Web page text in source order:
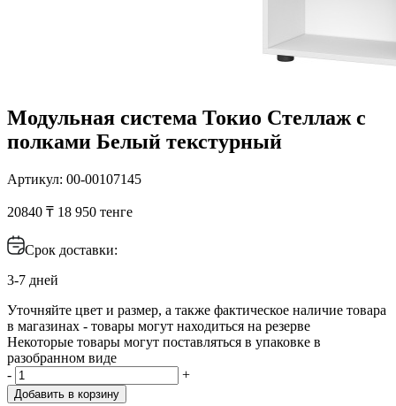
Модульная система Токио Стеллаж с
полками Белый текстурный
Артикул: 00-00107145
20840 ₸ 18 950 тенге
Срок доставки:
3-7 дней
Уточняйте цвет и размер, а также фактическое наличие товара
в магазинах - товары могут находиться на резерве
Некоторые товары могут поставляться в упаковке в
разобранном виде
-
+
Добавить в корзину